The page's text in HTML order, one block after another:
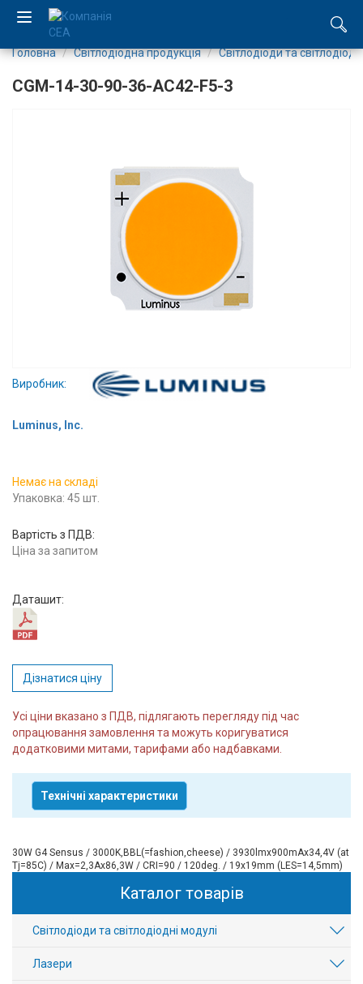
Виробництво
Вхід/
Контакти
Доставка
Головна Світлодіодна продукція Світлодіоди та
CGM-14-30-90-36-AC42-F5-3
Виробник:
Luminus, Inc.
Немає на складі
Упаковка: 45 шт.
Вартість з ПДВ:
Ціна за запитом
Даташит:
Дізнатися ціну
Усі ціни вказано з ПДВ, підлягають перегляду під час
опрацювання замовлення та можуть коригуватися
додатковими митами, тарифами або надбавками.
Технічні характеристики
30W G4 Sensus / 3000K,BBL(=fashion,cheese) / 3930lmx900mAx34,4V (at
Tj=85С) / Max=2,3Ax86,3W / CRI=90 / 120deg. / 19x19mm (LES=14,5mm)
Каталог товарів
Світлодіоди та світлодіодні модулі
Лазери